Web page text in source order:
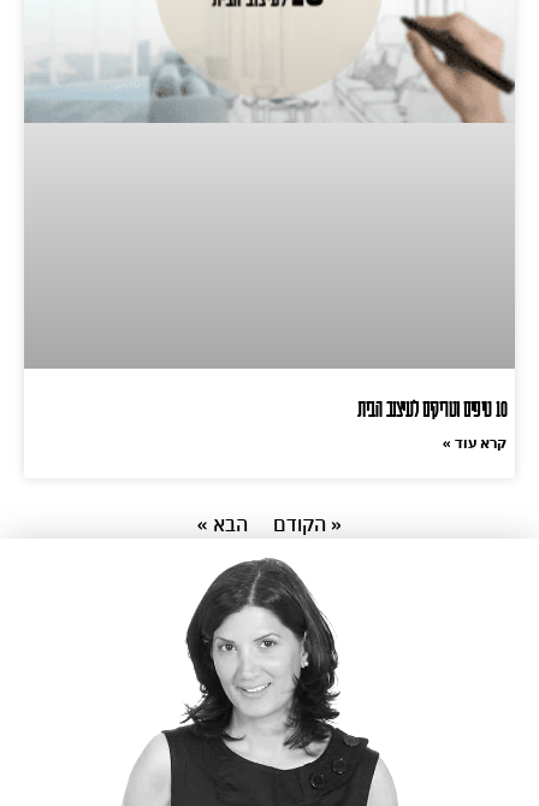
10 טיפים וטריקים לעיצוב הבית
קרא עוד »
« הקודם הבא »